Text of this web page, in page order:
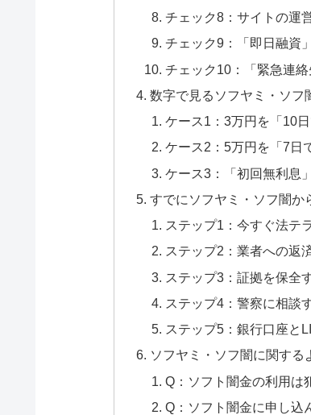
チェック8：サイトの運
チェック9：「即日融資
チェック10：「緊急連
数字で見るソフヤミ・ソフ
ケース1：3万円を「10
ケース2：5万円を「7日
ケース3：「初回無利息
すでにソフヤミ・ソフ闇か
ステップ1：今すぐ法テ
ステップ2：業者への返
ステップ3：証拠を保全
ステップ4：警察に相談
ステップ5：銀行口座と
ソフヤミ・ソフ闇に関す
Q：ソフト闇金の利用は
Q：ソフト闇金に申し込